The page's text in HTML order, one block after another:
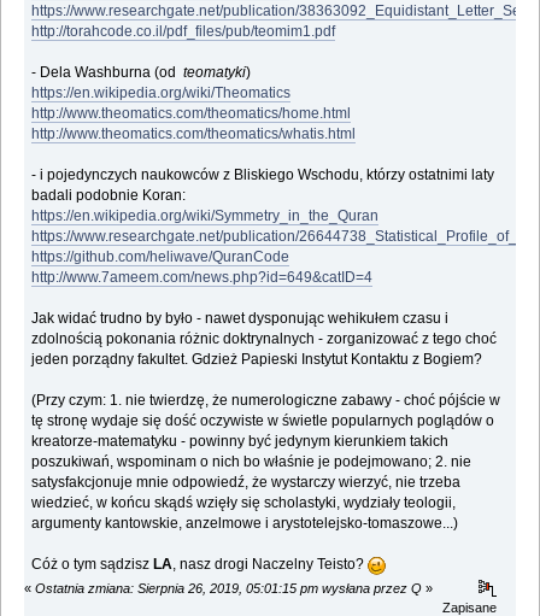
https://www.researchgate.net/publication/
http://torahcode.co.il/pdf_files/pub/teomim1.pdf
- Dela Washburna (odteomatyki)
https://en.wikipedia.org/wiki/Theomatics
http://www.theomatics.com/theomatics/home.html
http://www.theomatics.com/theomatics/whatis.html
- i pojedynczych naukowców z Bliskiego Wschodu, którzy ostatnimi laty
badali podobnie Koran:
https://en.wikipedia.org/wiki/Symmetry_in_the_Quran
https://www.researchgate.net/publication/
https://github.com/heliwave/QuranCode
http://www.7ameem.com/news.php?id=649&catID=4
Jak widać trudno by było - nawet dysponując wehikułem czasu i
zdolnością pokonania różnic doktrynalnych - zorganizować z tego choć
jeden porządny fakultet. Gdzież Papieski Instytut Kontaktu z Bogiem?
(Przy czym: 1. nie twierdzę, że numerologiczne zabawy - choć pójście w
tę stronę wydaje się dość oczywiste w świetle popularnych poglądów o
kreatorze-matematyku - powinny być jedynym kierunkiem takich
poszukiwań, wspominam o nich bo właśnie je podejmowano; 2. nie
satysfakcjonuje mnie odpowiedź, że wystarczy wierzyć, nie trzeba
wiedzieć, w końcu skądś wzięły się scholastyki, wydziały teologii,
argumenty kantowskie, anzelmowe i arystotelejsko-tomaszowe...)
Cóż o tym sądziszLA , nasz drogi Naczelny Teisto?
« Ostatnia zmiana: Sierpnia 26, 2019, 05:01:15 pm wysłana przez Q »
Zapisane